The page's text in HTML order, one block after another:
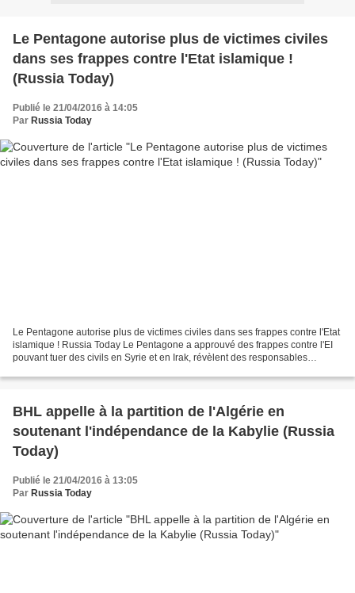
Le Pentagone autorise plus de victimes civiles
dans ses frappes contre l'Etat islamique !
(Russia Today)
Publié le 21/04/2016 à 14:05
Par Russia Today
Le Pentagone autorise plus de victimes civiles dans ses frappes contre l'Etat
islamique ! Russia Today Le Pentagone a approuvé des frappes contre l'EI
pouvant tuer des civils en Syrie et en Irak, révèlent des responsables
BHL appelle à la partition de l'Algérie en
soutenant l'indépendance de la Kabylie (Russia
Today)
Publié le 21/04/2016 à 13:05
Par Russia Today